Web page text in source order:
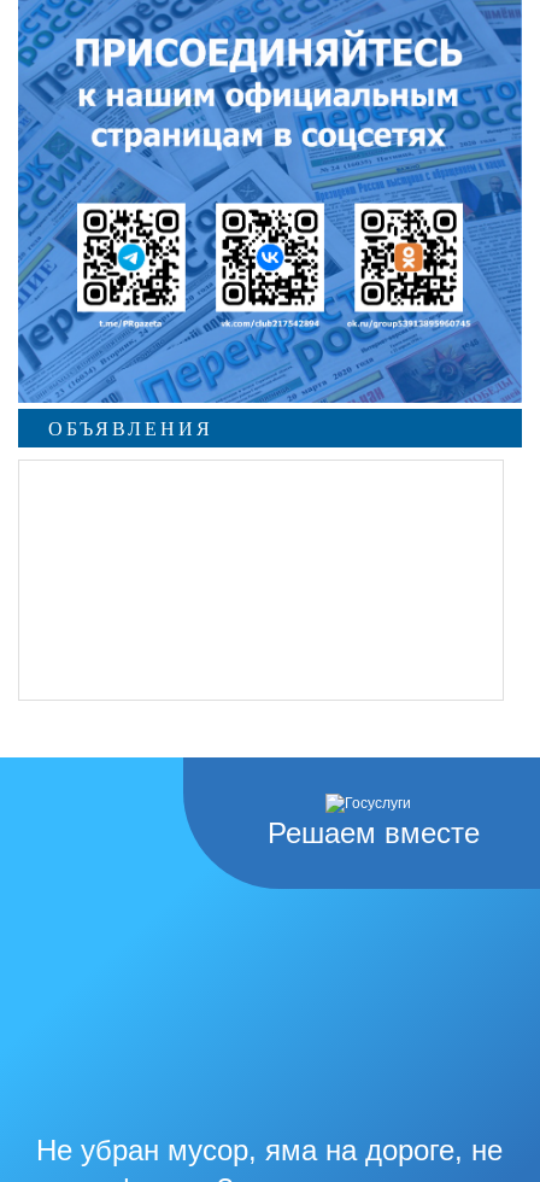
ОБЪЯВЛЕНИЯ
Решаем вместе
Не убран мусор, яма на дороге, не